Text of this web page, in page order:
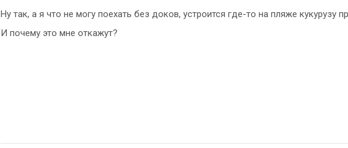
Ну так, а я что не могу поехать без доков, устроится где-то на пляже кукурузу
И почему это мне откажут?